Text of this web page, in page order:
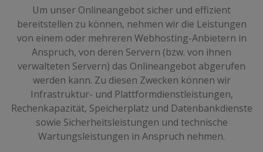
Um unser Onlineangebot sicher und effizient
bereitstellen zu können, nehmen wir die Leistungen
von einem oder mehreren Webhosting-Anbietern in
Anspruch, von deren Servern (bzw. von ihnen
verwalteten Servern) das Onlineangebot abgerufen
werden kann. Zu diesen Zwecken können wir
Infrastruktur- und Plattformdienstleistungen,
Rechenkapazität, Speicherplatz und Datenbankdienste
sowie Sicherheitsleistungen und technische
Wartungsleistungen in Anspruch nehmen.